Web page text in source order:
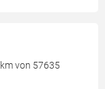
von 57635